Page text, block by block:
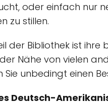
oder einfach nur
zu stillen.
der Bibliothek ist
Nähe von vielen
Sie unbedingt einen
Deutsch-